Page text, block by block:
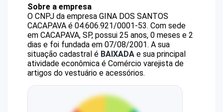
Sobre a empresa
O CNPJ da empresa GINA DOS SANTOS
CACAPAVA é 04.606.921/0001-53. Com sede
em CACAPAVA, SP, possui 25 anos, 0 meses e 2
dias e foi fundada em 07/08/2001. A sua
situação cadastral é BAIXADA e sua principal
atividade econômica é Comércio varejista de
artigos do vestuário e acessórios.